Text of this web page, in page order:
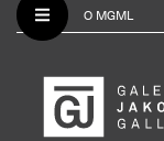
O MGML